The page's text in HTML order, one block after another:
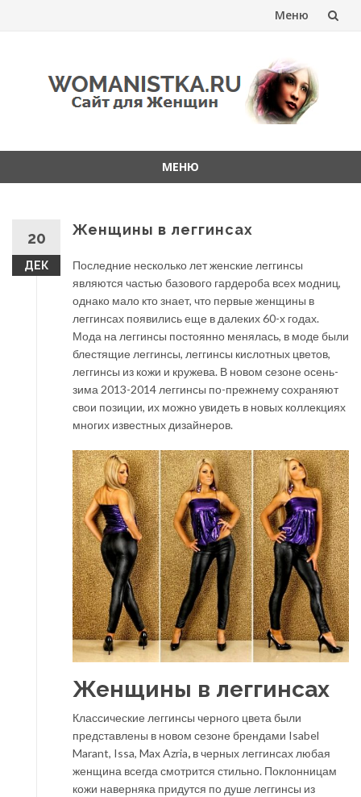
Меню
содержанию
МЕНЮ
20
ДЕК
Женщины в леггинсах
Последние несколько лет женские леггинсы
являются частью базового гардероба всех модниц,
однако мало кто знает, что первые женщины в
леггинсах появились еще в далеких 60-х годах.
Мода на леггинсы постоянно менялась, в моде были
блестящие леггинсы, леггинсы кислотных цветов,
леггинсы из кожи и кружева. В новом сезоне осень-
зима 2013-2014 леггинсы по-прежнему сохраняют
свои позиции, их можно увидеть в новых коллекциях
многих известных дизайнеров.
Женщины в леггинсах
Классические леггинсы черного цвета были
представлены в новом сезоне брендами Isabel
Marant, Issa, Max Azria, в черных леггинсах любая
женщина всегда смотрится стильно. Поклонницам
кожи наверняка придутся по душе леггинсы из